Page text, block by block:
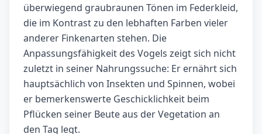
überwiegend graubraunen Tönen im Federkleid,
die im Kontrast zu den lebhaften Farben vieler
anderer Finkenarten stehen. Die
Anpassungsfähigkeit des Vogels zeigt sich nicht
zuletzt in seiner Nahrungssuche: Er ernährt sich
hauptsächlich von Insekten und Spinnen, wobei
er bemerkenswerte Geschicklichkeit beim
Pflücken seiner Beute aus der Vegetation an
den Tag legt.